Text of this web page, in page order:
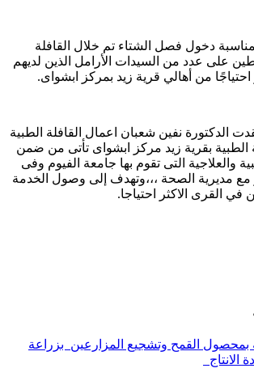
دخول فصل الشتاء تم خلال القافلة
على عدد من السيدات الأرامل الذين لديهم
احتياجًا من أهالي قرية زيد بمركز ابشواى.
الدكتورة نفين شعبان اعمال القافلة الطبية
الطبية بقرية زيد مركز ابشواى تأتى من ضمن
والعلاجية التى تقوم بها جامعة الفيوم وفى
مع مديرية الصحة ،،،وتهدف إلى وصول الخدمة
في القرى الاكثر احتياجا.